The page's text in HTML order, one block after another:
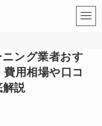
ング業者おす
用相場や口コ
解説